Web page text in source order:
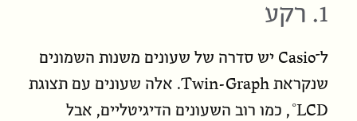
1. רקע
ל־Casio יש סדרה של שעונים משנות השמונים
שנקראת Twin-Graph. אלה שעונים עם תצוגת
LCD , כמו רוב השעונים הדיגיטליים, אבל